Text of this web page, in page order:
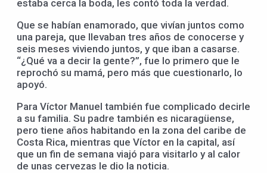
estaba cerca la boda, les contó toda la verdad.
Que se habían enamorado, que vivían juntos como
una pareja, que llevaban tres años de conocerse y
seis meses viviendo juntos, y que iban a casarse.
“¿Qué va a decir la gente?”, fue lo primero que le
reprochó su mamá, pero más que cuestionarlo, lo
apoyó.
Para Víctor Manuel también fue complicado decirle
a su familia. Su padre también es nicaragüense,
pero tiene años habitando en la zona del caribe de
Costa Rica, mientras que Víctor en la capital, así
que un fin de semana viajó para visitarlo y al calor
de unas cervezas le dio la noticia.